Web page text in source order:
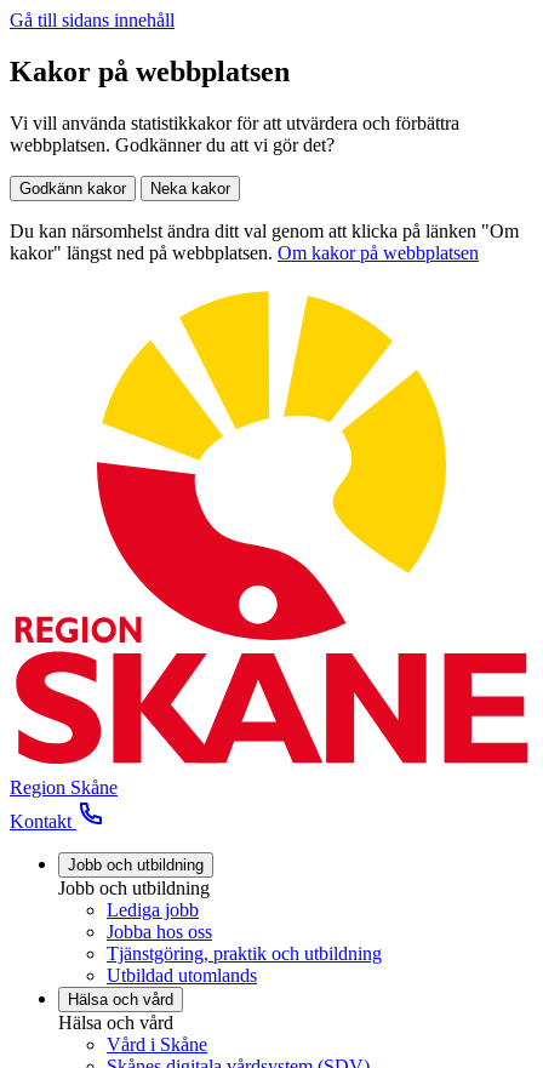
Gå till sidans innehåll
Kakor på webbplatsen
Vi vill använda statistikkakor för att utvärdera och förbättra
webbplatsen. Godkänner du att vi gör det?
Godkänn kakor Neka kakor
Du kan närsomhelst ändra ditt val genom att klicka på länken "Om
kakor" längst ned på webbplatsen. Om kakor på webbplatsen
Region Skåne
Kontakt
Jobb och utbildning
Jobb och utbildning
Lediga jobb
Jobba hos oss
Tjänstgöring, praktik och utbildning
Utbildad utomlands
Hälsa och vård
Hälsa och vård
Vård i Skåne